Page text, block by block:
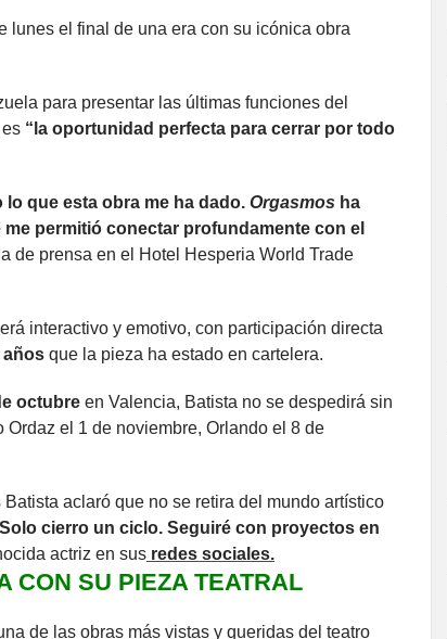
lunes el final de una era con su icónica obra
para presentar las últimas funciones del
“la oportunidad perfecta para cerrar por todo
que esta obra me ha dado. Orgasmos ha
permitió conectar profundamente con el
de prensa en el Hotel Hesperia World Trade
interactivo y emotivo, con participación directa
años que la pieza ha estado en cartelera.
octubre en Valencia, Batista no se despedirá sin
el 1 de noviembre, Orlando el 8 de
aclaró que no se retira del mundo artístico
cierro un ciclo. Seguiré con proyectos en
actriz en sus redes sociales.
CON SU PIEZA TEATRAL
de las obras más vistas y queridas del teatro